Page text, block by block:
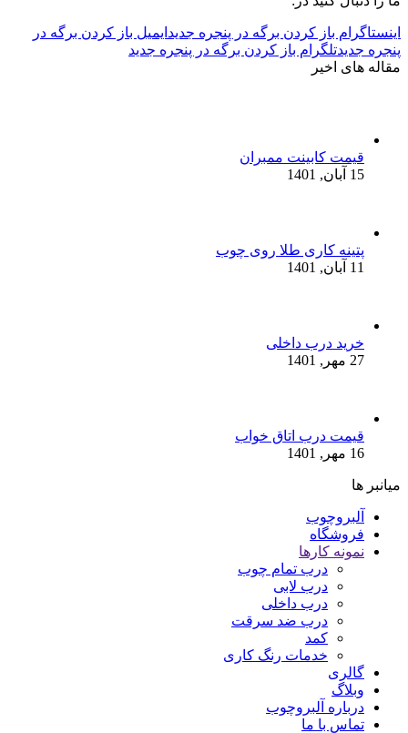
اینستاگرام باز کردن برگه در پنجره جدید ایمیل باز کردن برگه در
پنجره جدیدتلگرام باز کردن برگه در پنجره جدید
مقاله های اخیر
قیمت کابینت ممبران
15 آبان, 1401
پتینه کاری طلا روی چوب
11 آبان, 1401
خرید درب داخلی
27 مهر, 1401
قیمت درب اتاق خواب
16 مهر, 1401
میانبر ها
آلبروچوب
فروشگاه
نمونه کارها
درب تمام چوب
درب لابی
درب داخلی
درب ضد سرقت
کمد
خدمات رنگ کاری
گالری
وبلاگ
درباره آلبروچوب
تماس با ما